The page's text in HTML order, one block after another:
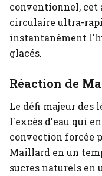
conventionnel,
circulaire ultra-
instantanément
glacés.
Réaction de
Le défi majeur des
l'excès d'eau qui
convection forcée
Maillard en un
sucres naturels en